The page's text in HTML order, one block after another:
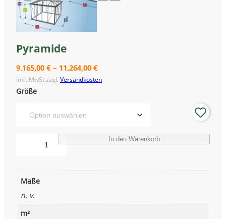
Pyramide
9.165,00 € – 11.264,00 €
inkl. MwSt.zzgl. Versandkosten
Größe
a
m
d
In den Warenkorb
Maße
n. v.
m²